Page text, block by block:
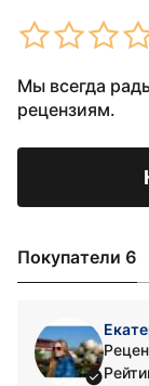
Мы всегда
рецензиям.
Покупатели 6